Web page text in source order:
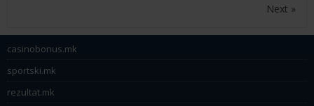
Next »
casinobonus.mk
sportski.mk
rezultat.mk